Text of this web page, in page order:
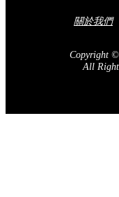
關於我們
Copyright ©
All